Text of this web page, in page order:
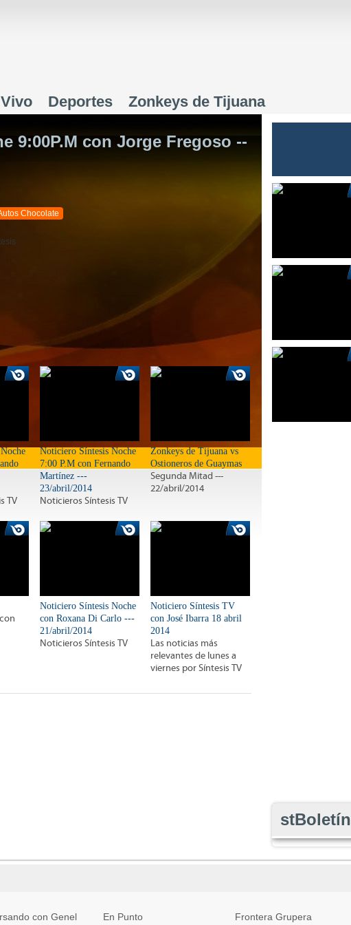
Vivo Deportes Zonkeys de Tijuana
9:00P.M con Jorge Fregoso --
Chocolate
TV
Noticiero Síntesis Noche
7:00 P.M con Fernando
Martínez ---
23/abril/2014
Noticieros Síntesis TV
Zonkeys de Tijuana vs
Ostioneros de Guaymas
Segunda Mitad ---
22/abril/2014
Noticiero Síntesis Noche
con Roxana Di Carlo ---
21/abril/2014
Noticieros Síntesis TV
Noticiero Síntesis TV
con José Ibarra 18 abril
2014
Las noticias más
relevantes de lunes a
viernes por Síntesis TV
stBoletín
con Genel En Punto Frontera Grupera